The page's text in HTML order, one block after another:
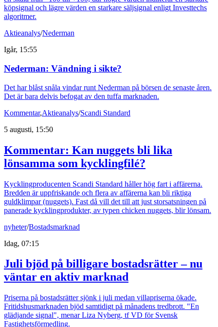
köpsignal och lägre värden en starkare säljsignal enligt Investtechs
algoritmer.
Aktieanalys/Nederman
Igår, 15:55
Nederman: Vändning i sikte?
Det har blåst snåla vindar runt Nederman på börsen de senaste åren.
Det är bara delvis befogat av den tuffa marknaden.
Kommentar,Aktieanalys/Scandi Standard
5 augusti, 15:50
Kommentar: Kan nuggets bli lika
lönsamma som kycklingfilé?
Kycklingproducenten Scandi Standard håller hög fart i affärerna.
Bredden är uppfriskande och flera av affärerna kan bli riktiga
guldklimpar (nuggets). Fast då vill det till att just storsatsningen på
panerade kycklingprodukter, av typen chicken nuggets, blir lönsam.
nyheter/Bostadsmarknad
Idag, 07:15
Juli bjöd på billigare bostadsrätter – nu
väntar en aktiv marknad
Priserna på bostadsrätter sjönk i juli medan villapriserna ökade.
Fritidshusmarknaden bjöd samtidigt på månadens tredbrott. "En
glädjande signal", menar Liza Nyberg, tf VD för Svensk
Fastighetsförmedling.